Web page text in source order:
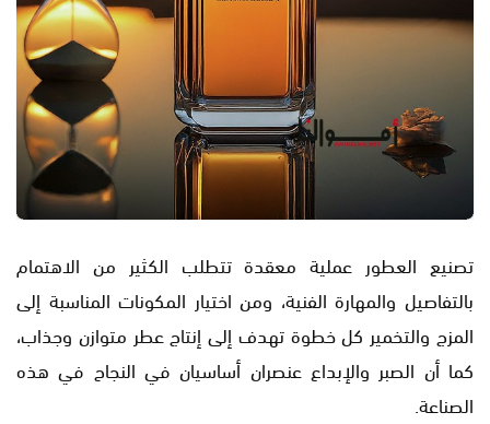
تصنيع العطور عملية معقدة تتطلب الكثير من الاهتمام
بالتفاصيل والمهارة الفنية، ومن اختيار المكونات المناسبة إلى
المزج والتخمير كل خطوة تهدف إلى إنتاج عطر متوازن وجذاب،
كما أن الصبر والإبداع عنصران أساسيان في النجاح في هذه
الصناعة.